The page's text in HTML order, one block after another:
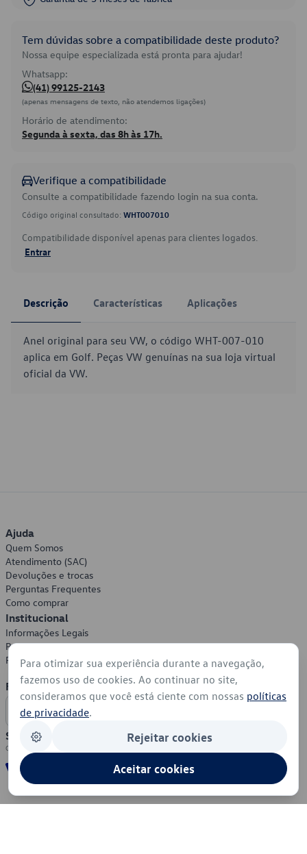
Tem dúvidas sobre a compatibilidade deste produto?
Nossa equipe especializada está pronta para ajudar!
Whatsapp:
(41) 99125-2143
(apenas mensagens de texto, não atendemos ligações)
Horário de atendimento:
Segunda à sexta, das 8h às 17h.
Verifique a compatibilidade
Consulte a compatibilidade fazendo login na sua conta.
Código original consultado: WHT007010
Compatibilidade disponível apenas para clientes logados.
Entrar
Descrição Características Aplicações
Anel original para seu VW, o código WHT-007-010
aplica em Golf. Peças VW genuínas na sua loja virtual
oficial da VW.
Ajuda
Quem Somos
Atendimento (SAC)
Devoluções e trocas
Perguntas Frequentes
Como comprar
Institucional
Informações Legais
Política de Privacidade
Política de Cookies
Formas de Pagamento
Segurança
Para otimizar sua experiência durante a navegação,
fazemos uso de cookies. Ao continuar no site,
consideramos que você está ciente com nossas políticas
de privacidade.
Rejeitar cookies
Aceitar cookies